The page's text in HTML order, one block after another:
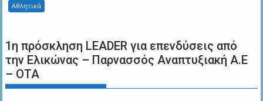
Αθλητικά
1η πρόσκληση LEADER για επενδύσεις από
την Ελικώνας – Παρνασσός Αναπτυξιακή Α.Ε
– ΟΤΑ